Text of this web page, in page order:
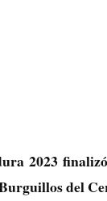
2023
del